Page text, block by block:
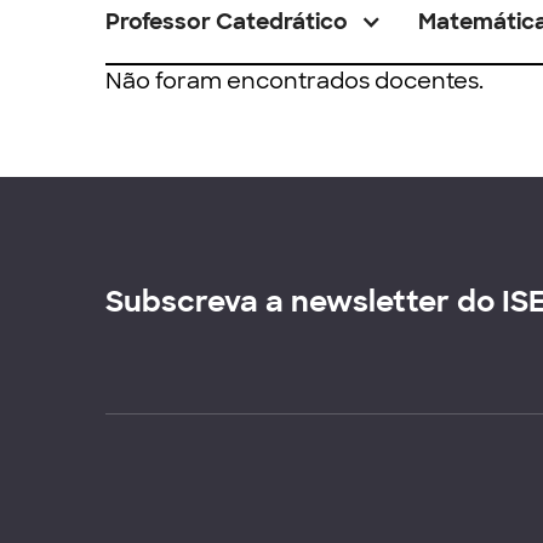
Professor Catedrático
Não foram encontrados docentes.
Subscreva a newsletter do